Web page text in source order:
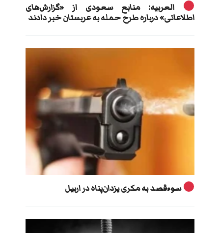
العربیه: منابع سعودی از «گزارش‌های
اطلاعاتی» درباره طرح حمله به عربستان خبر دادند
سوءقصد به مکری یزدان‌پناه در اربیل